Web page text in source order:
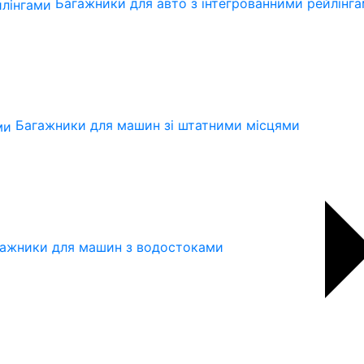
Багажники для авто з інтегрованними
Багажники для машин зі штатними місцями
для машин з водостоками